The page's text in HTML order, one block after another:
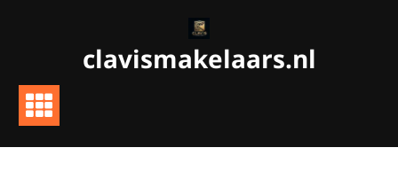
clavismakelaars.nl